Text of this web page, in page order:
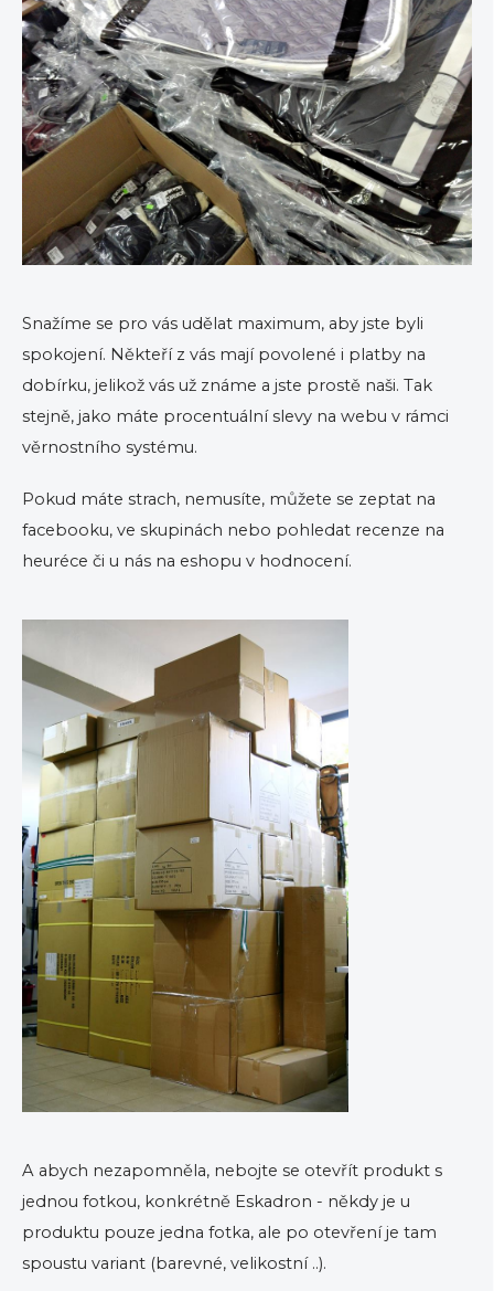
Snažíme se pro vás udělat maximum, aby jste byli
spokojení. Někteří z vás mají povolené i platby na
dobírku, jelikož vás už známe a jste prostě naši. Tak
stejně, jako máte procentuální slevy na webu v rámci
věrnostního systému.
Pokud máte strach, nemusíte, můžete se zeptat na
facebooku, ve skupinách nebo pohledat recenze na
heuréce či u nás na eshopu v hodnocení.
A abych nezapomněla, nebojte se otevřít produkt s
jednou fotkou, konkrétně Eskadron - někdy je u
produktu pouze jedna fotka, ale po otevření je tam
spoustu variant (barevné, velikostní ..).